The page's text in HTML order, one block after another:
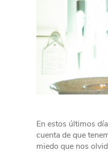
En estos últimos
cuenta de que
miedo que nos